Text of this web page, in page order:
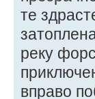
те
реку
вправо